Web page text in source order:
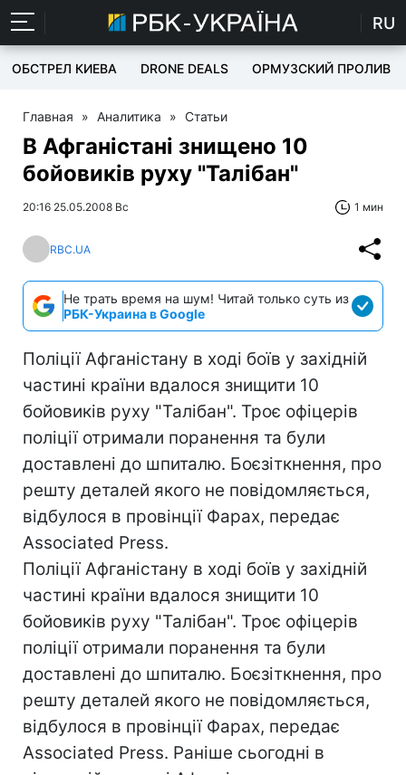
RU
ОБСТРЕЛ КИЕВА DRONE DEALS ОРМУЗСКИЙ ПРОЛИВ
Главная » Аналитика » Статьи
В Афганістані знищено 10
бойовиків руху "Талібан"
20:16 25.05.2008 Вс 1 мин
RBC.UA
Не трать время на шум! Читай только суть из
РБК-Украина в Google
Поліції Афганістану в ході боїв у західній
частині країни вдалося знищити 10
бойовиків руху "Талібан". Троє офіцерів
поліції отримали поранення та були
доставлені до шпиталю. Боєзіткнення, про
решту деталей якого не повідомляється,
відбулося в провінції Фарах, передає
Associated Press.
Поліції Афганістану в ході боїв у західній
частині країни вдалося знищити 10
бойовиків руху "Талібан". Троє офіцерів
поліції отримали поранення та були
доставлені до шпиталю. Боєзіткнення, про
решту деталей якого не повідомляється,
відбулося в провінції Фарах, передає
Associated Press. Раніше сьогодні в